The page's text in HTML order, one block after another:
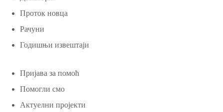
Проток новца
Рачуни
Годишњи извештаји
Пријава за помоћ
Помогли смо
Актуелни пројекти